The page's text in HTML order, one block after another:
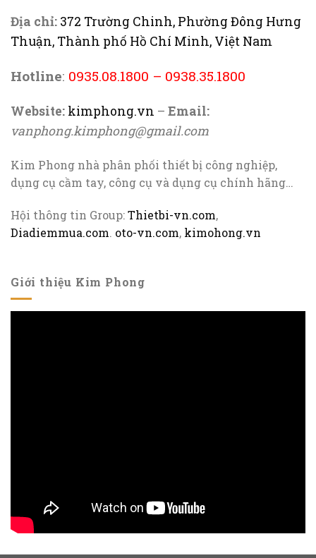
Địa chỉ: 372 Trường Chinh, Phường Đông Hưng
Thuận, Thành phố Hồ Chí Minh, Việt Nam
Hotline: 0935.08.1800 – 0938.35.1800
Website: kimphong.vn – Email:
vanphong.kimphong@gmail.com
Kim Phong nhà phân phối thiết bị công nghiệp,
dụng cụ cầm tay, công cụ và dụng cụ chính hãng…
Hội thông tin Group:Thietbi-vn.com,
Diadiemmua.com. oto-vn.com, kimohong.vn
Giới thiệu Kim Phong